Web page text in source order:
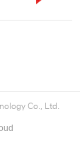
Co., Ltd.